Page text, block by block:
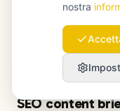
direttamente in
In che modo
SEO content
nostra